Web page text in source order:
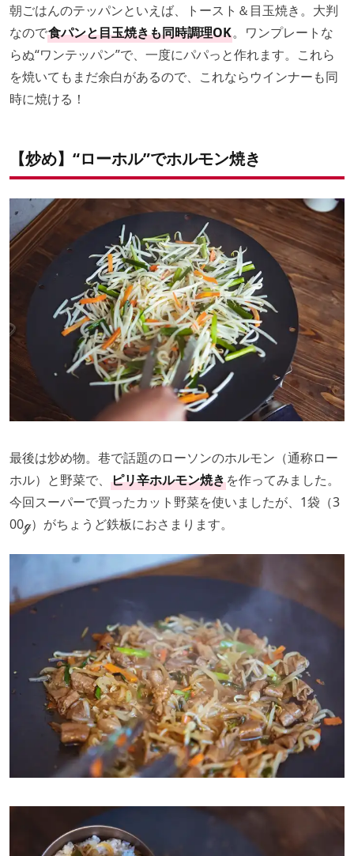
朝ごはんのテッパンといえば、トースト＆目玉焼き。大判
なので食パンと目玉焼きも同時調理OK。ワンプレートな
らぬ“ワンテッパン”で、一度にパパっと作れます。これら
を焼いてもまだ余白があるので、これならウインナーも同
時に焼ける！
【炒め】“ローホル”でホルモン焼き
最後は炒め物。巷で話題のローソンのホルモン（通称ロー
ホル）と野菜で、 ピリ辛ホルモン焼きを作ってみました。
今回スーパーで買ったカット野菜を使いましたが、1袋（3
00ℊ）がちょうど鉄板におさまります。